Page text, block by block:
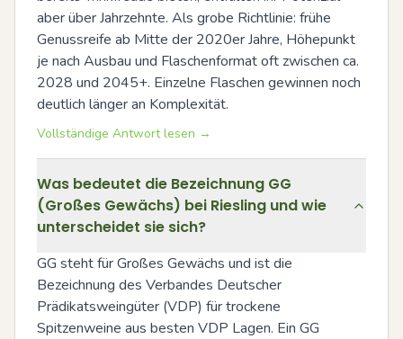
aber über Jahrzehnte. Als grobe Richtlinie: frühe
Genussreife ab Mitte der 2020er Jahre, Höhepunkt
je nach Ausbau und Flaschenformat oft zwischen ca.
2028 und 2045+. Einzelne Flaschen gewinnen noch
deutlich länger an Komplexität.
Vollständige Antwort lesen →
Was bedeutet die Bezeichnung GG
(Großes Gewächs) bei Riesling und wie
unterscheidet sie sich?
GG steht für Großes Gewächs und ist die
Bezeichnung des Verbandes Deutscher
Prädikatsweingüter (VDP) für trockene
Spitzenweine aus besten VDP Lagen. Ein GG